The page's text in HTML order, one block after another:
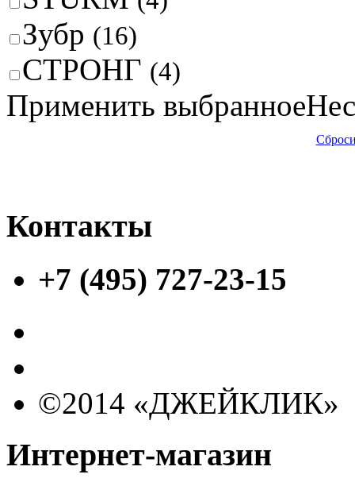
Зубр (16)
СТРОНГ (4)
Применить выбранное
Контакты
+7 (495) 727-23-15
©2014 «ДЖЕЙКЛИК»
Интернет-магазин